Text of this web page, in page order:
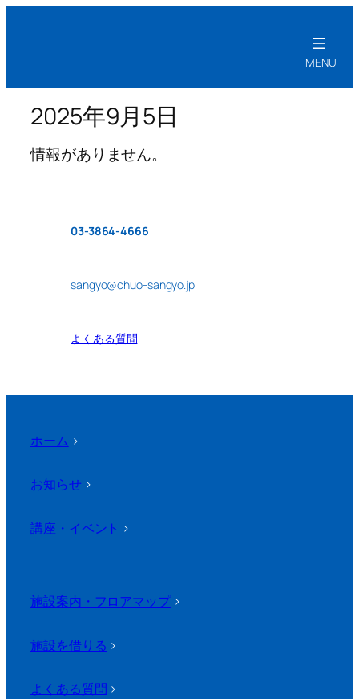
2025年9月5日
情報がありません。
03-3864-4666
sangyo@chuo-sangyo.jp
よくある質問
ホーム >
お知らせ >
講座・イベント >
施設案内・フロアマップ>
施設を借りる >
よくある質問 >